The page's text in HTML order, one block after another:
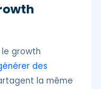
growth
des
la même